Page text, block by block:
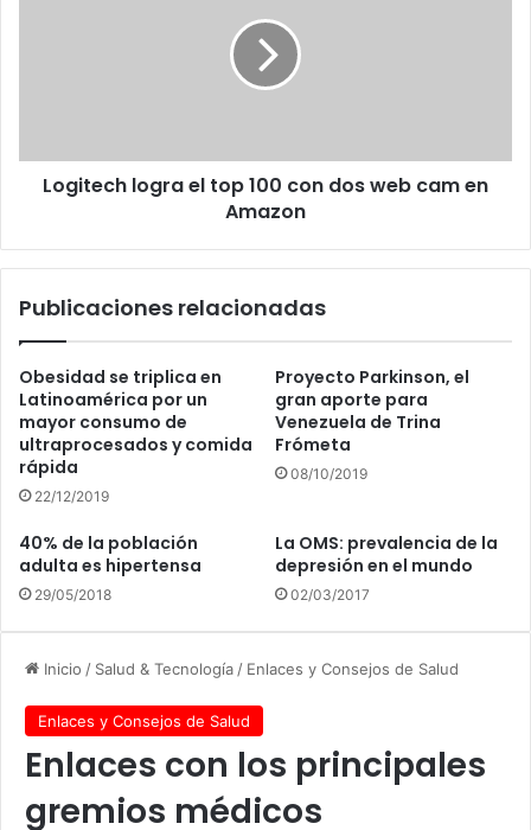
cam
Logitech logra el top 100 con dos web cam en
Amazon
Publicaciones relacionadas
Obesidad se triplica en
Latinoamérica por un
mayor consumo de
ultraprocesados y comida
rápida
22/12/2019
Proyecto Parkinson, el
gran aporte para
Venezuela de Trina
Frómeta
08/10/2019
40% de la población
adulta es hipertensa
29/05/2018
La OMS: prevalencia de la
depresión en el mundo
02/03/2017
Inicio / Salud & Tecnología / Enlaces y Consejos de Salud
Enlaces y Consejos de Salud
Enlaces con los principales
gremios médicos